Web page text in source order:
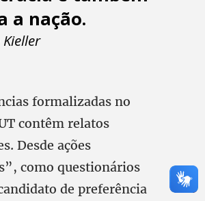
a nação.
formalizadas no
contêm relatos
Desde ações
como questionários
de preferência